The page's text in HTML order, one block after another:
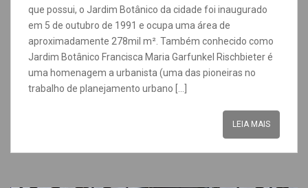
que possui, o Jardim Botânico da cidade foi inaugurado
em 5 de outubro de 1991 e ocupa uma área de
aproximadamente 278mil m². Também conhecido como
Jardim Botânico Francisca Maria Garfunkel Rischbieter é
uma homenagem a urbanista (uma das pioneiras no
trabalho de planejamento urbano […]
LEIA MAIS